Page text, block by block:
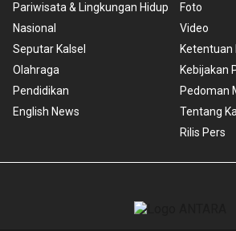
Pariwisata & Lingkungan Hidup
Nasional
Seputar Kalsel
Olahraga
Pendidikan
English News
Foto
Video
Ketentuan
Kebijakan
Pedoman
Tentang
Rilis Pers